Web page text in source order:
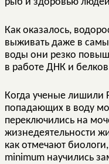
Как оказалось,
выживать даже в
воды они резко
в работе ДНК и
Когда ученые лишили
попадающих в воду
переключились на
жизнедеятельности
как отмечают
minimum научились